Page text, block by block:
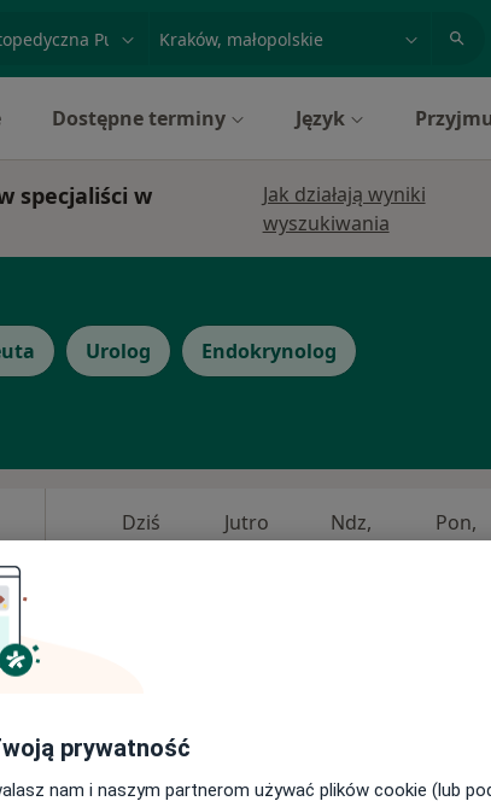
miasto lub dzielnica
Dostępne terminy Język
specjaliści w
Jak działają wyniki
wyszukiwania
Urolog Endokrynolog
zł
Dziś
7 Sie
Jutro
8 Sie
Ndz,
9 Sie
Pon,
10 Sie
prywatność
nam i naszym partnerom używać plików cookie (lub